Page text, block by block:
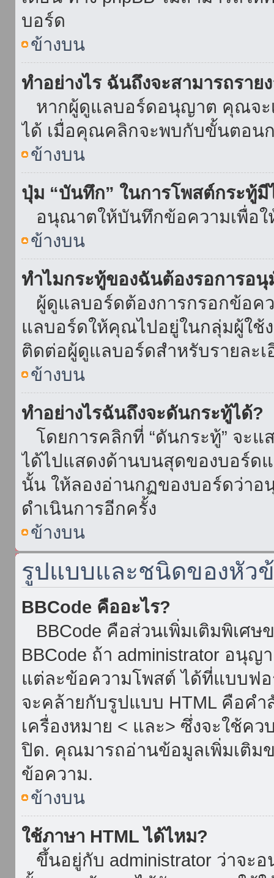
บอร์ด
ข้างบน
ทำอย่างไร ฉันถึงจะสามารถรา
หากผู้ดูแลบอร์ดอนุญาต คุณจะ
ได้ เมื่อคุณคลิกจะพบกับขั้นตอน
ข้างบน
ปุ่ม “บันทึก” ในการโพสต์กระทู้มี
อนุณาตให้บันทึกข้อความเพื่อใ
ข้างบน
ทำไมกระทู้ของฉันต้องรอการอนุ
ผู้ดูแลบอร์ดต้องการกรอกข้อค
แลบอร์ดให้คุณไปอยู่ในกลุ่มผู้ใช้
ติดต่อผู้ดูแลบอร์ดสำหรับรายละเ
ข้างบน
ทำอย่างไรฉันถึงจะดันกระทู้ได้?
โดยการคลิกที่ “ดันกระทู้” จะ
ได้ไปแสดงด้านบนสุดของบอร์ด
นั้น ให้ลองอ่านกฏของบอร์ดว่า
ดำเนินการอีกครั้ง
ข้างบน
รูปแบบและชนิดของหัว
BBCode คืออะไร?
BBCode คือส่วนเพิ่มเติมพิเศ
BBCode ถ้า administrator อนุ
แต่ละข้อความโพสต์ ได้ที่แบบฟ
จะคล้ายกับรูปแบบ HTML คือคำ
เครื่องหมาย < และ> ซึ่งจะใช้ค
ปิด. คุณมารถอ่านข้อมูลเพิ่มเติม
ข้อความ.
ข้างบน
ใช้ภาษา HTML ได้ไหม?
ขึ้นอยู่กับ administrator ว่าจะ